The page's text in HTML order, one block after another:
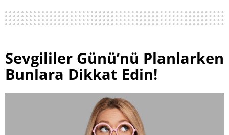
Sevgililer Günü’nü Planlarken
Bunlara Dikkat Edin!